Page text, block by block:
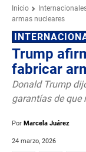
Inicio
armas nucleares
Trump
fabricar
Donald Trump
garantías de que
Por Marcela Juárez
24 marzo, 2026